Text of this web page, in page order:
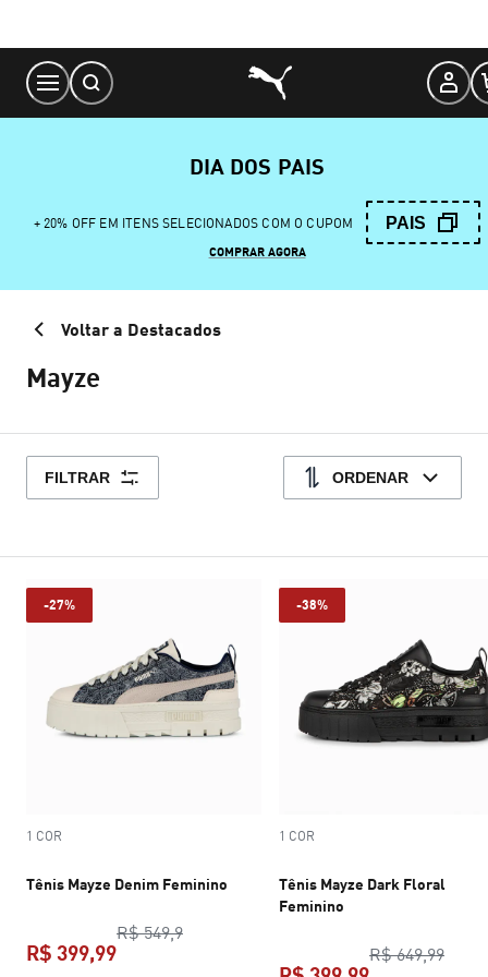
Content
DIA DOS PAIS
+ 20% OFF EM ITENS SELECIONADOS COM O CUPOM PAIS
COMPRAR AGORA
Voltar a Destacados
Mayze
FILTRAR ORDENAR
-27%
1 COR
Tênis Mayze Denim Feminino
R$ 549,9preço original R$ 549,9
R$ 399,99
-38%
1 COR
Tênis Mayze Dark Floral
Feminino
R$ 649,99